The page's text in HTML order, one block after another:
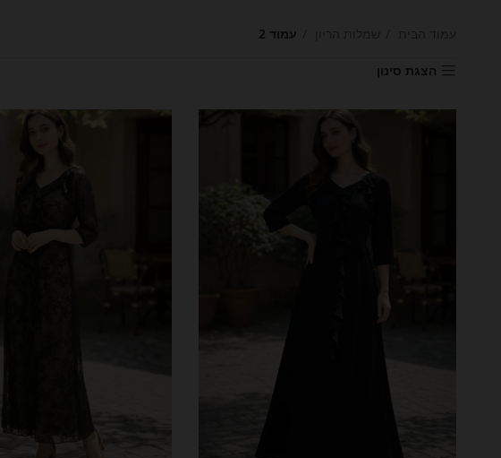
עמוד 2
הצגת סינון